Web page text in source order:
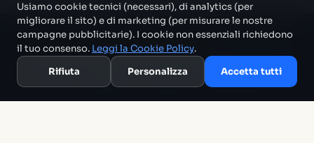
Un progetto di Marco Monty Montemagno
che cerca in mezzo al casino e ti porta solo quello che serve.
Glossario
Usiamo cookie tecnici (necessari), di analytics (per
migliorare il sito) e di marketing (per misurare le nostre
campagne pubblicitarie). I cookie non essenziali richiedono
il tuo consenso. Leggi la Cookie Policy.
Rifiuta
Personalizza Accetta tutti